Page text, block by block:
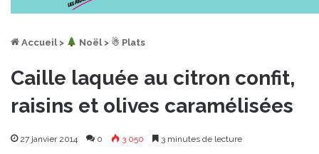
Accueil > ︎ Noël > ☃ Plats
Caille laquée au citron confit,
raisins et olives caramélisées
27 janvier 2014 0 3 050 3 minutes de lecture